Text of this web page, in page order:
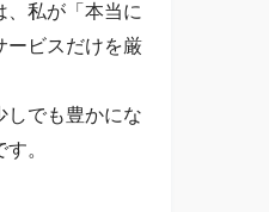
、私が「本当に
ービスだけを厳
しでも豊かにな
。